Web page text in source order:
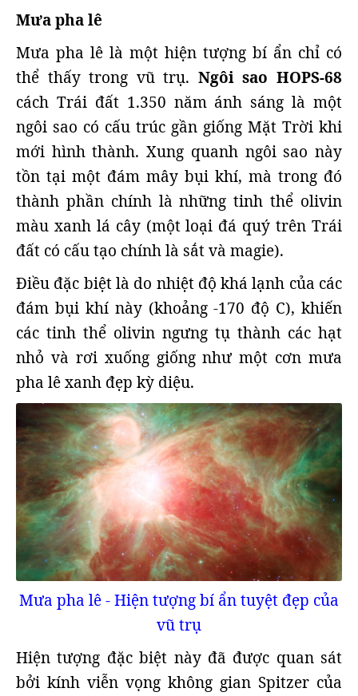
Mưa pha lê
Mưa pha lê là một hiện tượng bí ẩn chỉ có
thể thấy trong vũ trụ. Ngôi sao HOPS-68
cách Trái đất 1.350 năm ánh sáng là một
ngôi sao có cấu trúc gần giống Mặt Trời khi
mới hình thành. Xung quanh ngôi sao này
tồn tại một đám mây bụi khí, mà trong đó
thành phần chính là những tinh thể olivin
màu xanh lá cây (một loại đá quý trên Trái
đất có cấu tạo chính là sắt và magie).
Điều đặc biệt là do nhiệt độ khá lạnh của các
đám bụi khí này (khoảng -170 độ C), khiến
các tinh thể olivin ngưng tụ thành các hạt
nhỏ và rơi xuống giống như một cơn mưa
pha lê xanh đẹp kỳ diệu.
Mưa pha lê - Hiện tượng bí ẩn tuyệt đẹp của
vũ trụ
Hiện tượng đặc biệt này đã được quan sát
bởi kính viễn vọng không gian Spitzer của